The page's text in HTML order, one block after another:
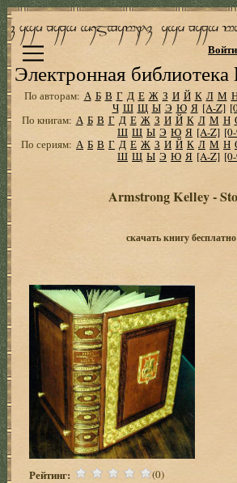
Электронная
Войти
По авторам: А Б В Г Д Е Ж З И Й К Л М
Ч Ш Щ Ы Э Ю Я [A-Z]
По книгам: А Б В Г Д Е Ж З И Й К Л М Н
Ш Щ Ы Э Ю Я [A-Z]
По сериям: А Б В Г Д Е Ж З И Й К Л М Н
Ш Щ Ы Э Ю Я [A-Z]
Armstrong Kelley -
скачать книгу бесплатно
Рейтинг: (0)